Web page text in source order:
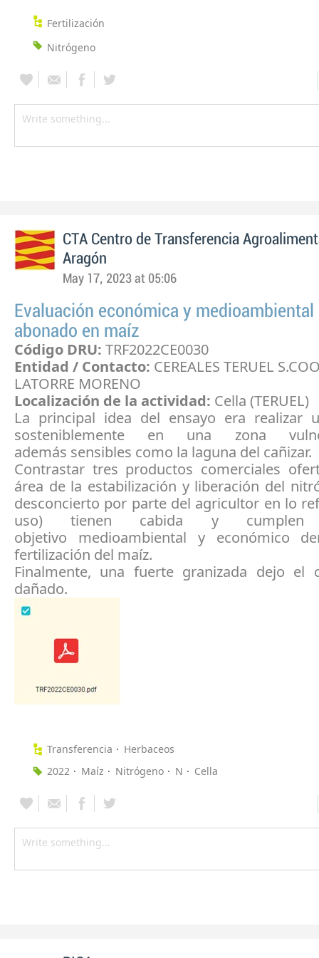
Fertilización
Nitrógeno
CTA Centro de Transferencia
Aragón
May 17, 2023 at 05:06
Evaluación económica y medioambiental
abonado en maíz
Código DRU: TRF2022CE0030
Entidad / Contacto: CEREALES TERUEL
LATORRE MORENO
Localización de la actividad: Cella (TERUEL)
La principal idea del ensayo era realizar
sosteniblemente en una zona
además sensibles como la laguna del cañizar.
Contrastar tres productos comerciales
área de la estabilización y liberación del
desconcierto por parte del agricultor en lo
uso) tienen cabida y
objetivo medioambiental y económico
fertilización del maíz.
Finalmente, una fuerte granizada dejo el
dañado.
Transferencia
Herbaceos
2022
Maíz Nitrógeno N Cella